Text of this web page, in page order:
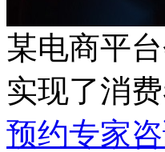
某电商平
实现了消
预约专家